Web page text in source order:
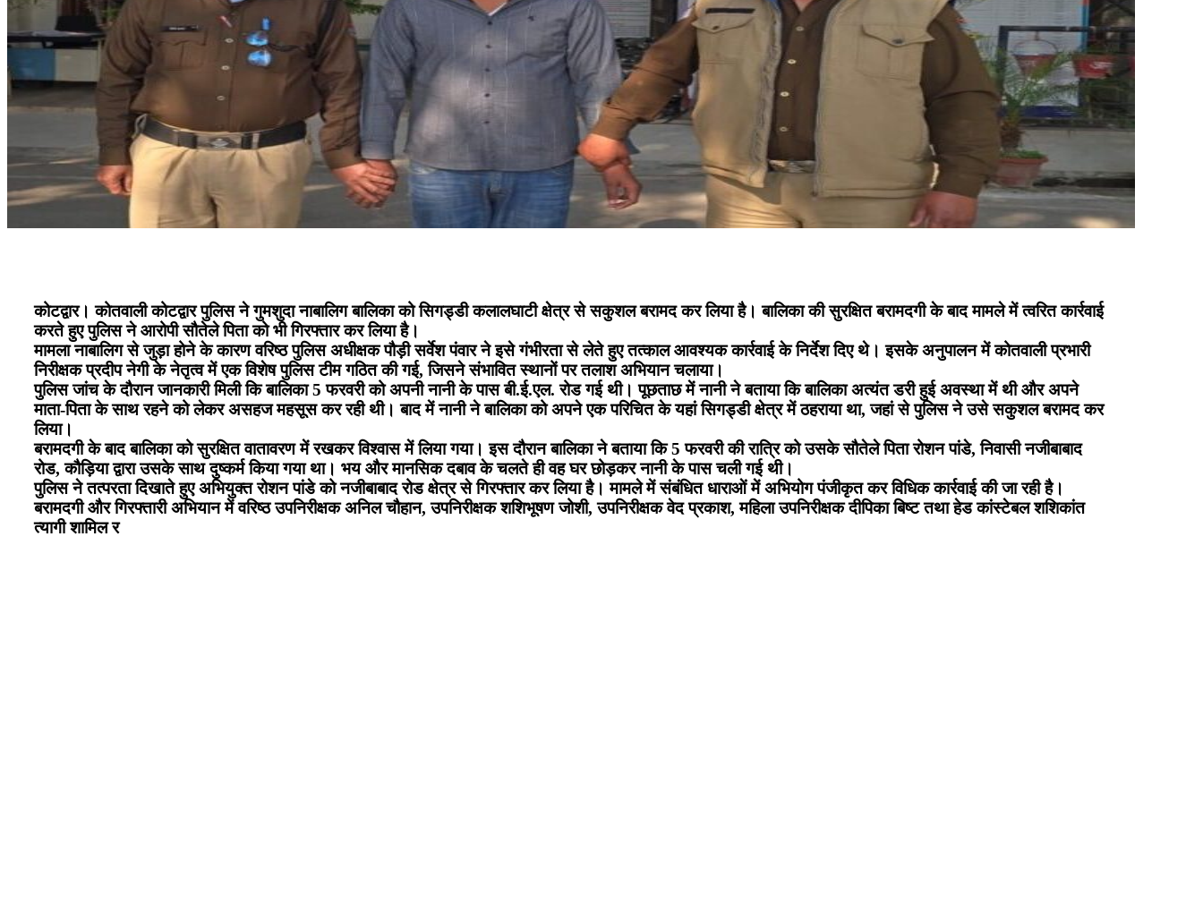
कोटद्वार। कोतवाली कोटद्वार पुलिस ने गुमशुदा नाबालिग बालिका को सिगड्डी कलालघाटी क्षेत्र से सकुशल बरामद कर लिया है। बालिका की सुरक्षित बरामदगी के बाद मामले में त्वरित कार्रवाई
करते हुए पुलिस ने आरोपी सौतेले पिता को भी गिरफ्तार कर लिया है।
मामला नाबालिग से जुड़ा होने के कारण वरिष्ठ पुलिस अधीक्षक पौड़ी सर्वेश पंवार ने इसे गंभीरता से लेते हुए तत्काल आवश्यक कार्रवाई के निर्देश दिए थे। इसके अनुपालन में कोतवाली प्रभारी
निरीक्षक प्रदीप नेगी के नेतृत्व में एक विशेष पुलिस टीम गठित की गई, जिसने संभावित स्थानों पर तलाश अभियान चलाया।
पुलिस जांच के दौरान जानकारी मिली कि बालिका 5 फरवरी को अपनी नानी के पास बी.ई.एल. रोड गई थी। पूछताछ में नानी ने बताया कि बालिका अत्यंत डरी हुई अवस्था में थी और अपने
माता-पिता के साथ रहने को लेकर असहज महसूस कर रही थी। बाद में नानी ने बालिका को अपने एक परिचित के यहां सिगड्डी क्षेत्र में ठहराया था, जहां से पुलिस ने उसे सकुशल बरामद कर
लिया।
बरामदगी के बाद बालिका को सुरक्षित वातावरण में रखकर विश्वास में लिया गया। इस दौरान बालिका ने बताया कि 5 फरवरी की रात्रि को उसके सौतेले पिता रोशन पांडे, निवासी नजीबाबाद
रोड, कौड़िया द्वारा उसके साथ दुष्कर्म किया गया था। भय और मानसिक दबाव के चलते ही वह घर छोड़कर नानी के पास चली गई थी।
पुलिस ने तत्परता दिखाते हुए अभियुक्त रोशन पांडे को नजीबाबाद रोड क्षेत्र से गिरफ्तार कर लिया है। मामले में संबंधित धाराओं में अभियोग पंजीकृत कर विधिक कार्रवाई की जा रही है।
बरामदगी और गिरफ्तारी अभियान में वरिष्ठ उपनिरीक्षक अनिल चौहान, उपनिरीक्षक शशिभूषण जोशी, उपनिरीक्षक वेद प्रकाश, महिला उपनिरीक्षक दीपिका बिष्ट तथा हेड कांस्टेबल शशिकांत
त्यागी शामिल र